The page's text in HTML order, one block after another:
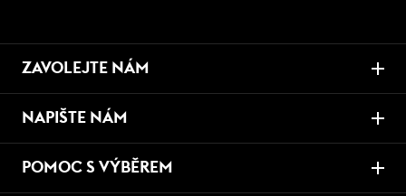
ZAVOLEJTE NÁM
NAPIŠTE NÁM
POMOC S VÝBĚREM